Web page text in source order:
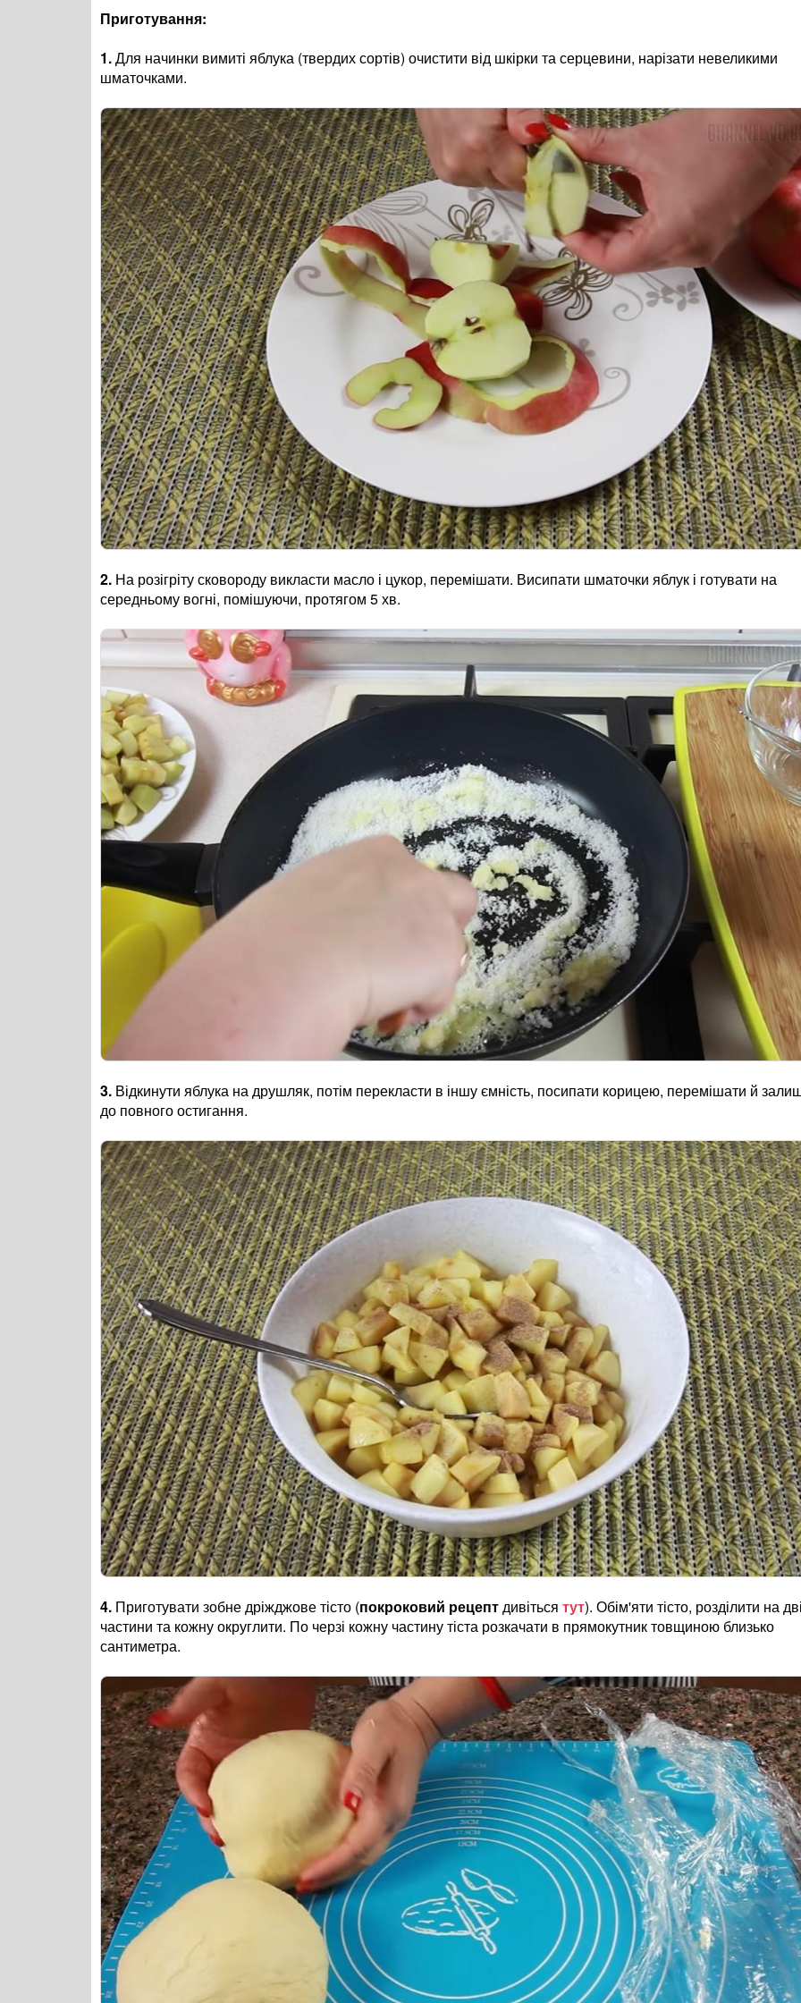
Приготування:
1.Для начинки вимиті яблука (твердих сортів) очистити від шкірки та серцевини, нарізати невеликими
шматочками.
2. На розігріту сковороду викласти масло і цукор, перемішати. Висипати шматочки яблук і готувати на
середньому вогні, помішуючи, протягом 5 хв.
3. Відкинути яблука на друшляк, потім перекласти в іншу ємність, посипати корицею, перемішати й
до повного остигання.
4. Приготувати зобне дріжджове тісто (покроковий рецептдивіться тут). Обім'яти тісто, розділити на
частини та кожну округлити. По черзі кожну частину тіста розкачати в прямокутник товщиною близько
сантиметра.